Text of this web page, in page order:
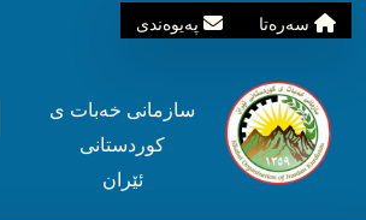
سه‌ره‌تا په‌یوه‌ندی
سازمانی خه‌بات ی
کوردستانی
ئێران